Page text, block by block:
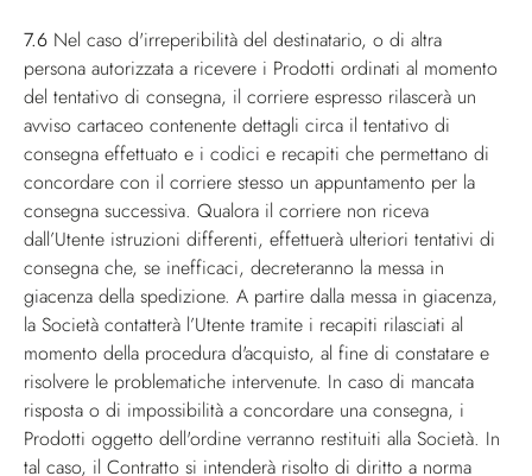
7.6 Nel caso d'irreperibilità del destinatario, o di altra
persona autorizzata a ricevere i Prodotti ordinati al momento
del tentativo di consegna, il corriere espresso rilascerà un
avviso cartaceo contenente dettagli circa il tentativo di
consegna effettuato e i codici e recapiti che permettano di
concordare con il corriere stesso un appuntamento per la
consegna successiva. Qualora il corriere non riceva
dall’Utente istruzioni differenti, effettuerà ulteriori tentativi di
consegna che, se inefficaci, decreteranno la messa in
giacenza della spedizione. A partire dalla messa in giacenza,
la Società contatterà l’Utente tramite i recapiti rilasciati al
momento della procedura d'acquisto, al fine di constatare e
risolvere le problematiche intervenute. In caso di mancata
risposta o di impossibilità a concordare una consegna, i
Prodotti oggetto dell'ordine verranno restituiti alla Società. In
tal caso, il Contratto si intenderà risolto di diritto a norma